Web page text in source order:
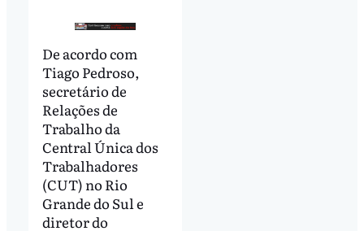
De acordo com
Tiago Pedroso,
secretário de
Relações de
Trabalho da
Central Única dos
Trabalhadores
(CUT) no Rio
Grande do Sul e
diretor do